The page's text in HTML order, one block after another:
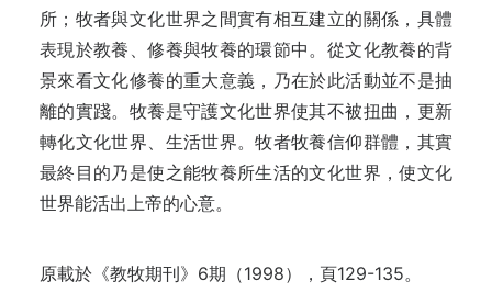
所；牧者與文化世界之間實有相互建立的關係，具體
表現於教養、修養與牧養的環節中。從文化教養的背
景來看文化修養的重大意義，乃在於此活動並不是抽
離的實踐。牧養是守護文化世界使其不被扭曲，更新
轉化文化世界、生活世界。牧者牧養信仰群體，其實
最終目的乃是使之能牧養所生活的文化世界，使文化
世界能活出上帝的心意。
原載於《教牧期刊》6期（1998），頁129-135。